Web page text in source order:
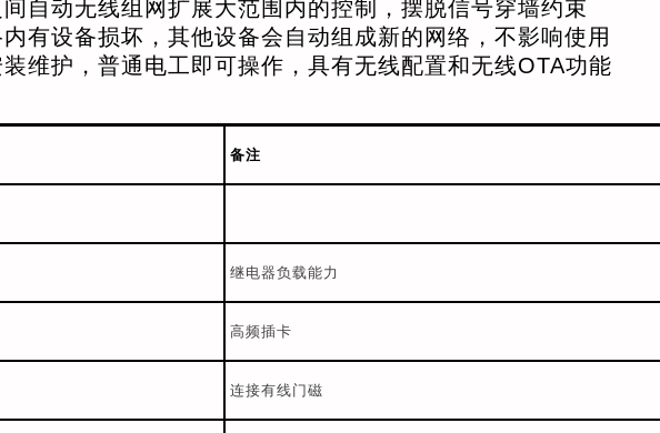
自动无线组网扩展大范围内的控制，摆脱信号穿墙约束
有设备损坏，其他设备会自动组成新的网络，不影响使用
维护，普通电工即可操作，具有无线配置和无线OTA功能
备注
继电器负载能力
高频插卡
连接有线门磁